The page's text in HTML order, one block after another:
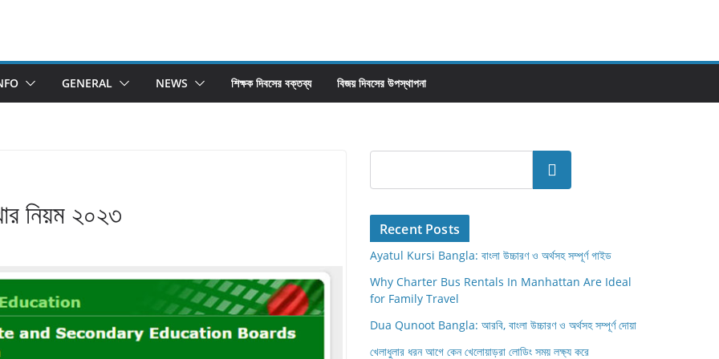
GENERAL NEWS শিক্ষক দিবসের বক্তব্য বিজয় দিবসের উপস্থাপনা
নিয়ম ২০২৩
Search
Recent Posts
Ayatul Kursi Bangla: বাংলা উচ্চারণ ও অর্থসহ সম্পূর্ণ গাইড
Why Charter Bus Rentals In Manhattan Are Ideal
for Family Travel
Dua Qunoot Bangla: আরবি, বাংলা উচ্চারণ ও অর্থসহ সম্পূর্ণ দোয়া
খেলাধুলার ধরন আগে কেন খেলোয়াড়রা লোডিং সময় লক্ষ্য করে